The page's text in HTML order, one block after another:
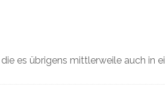
es übrigens mittlerweile auch in